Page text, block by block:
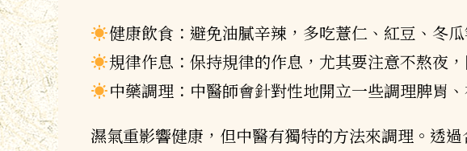
健康飲食：避免油膩辛辣，多吃薏仁、紅豆、冬
規律作息：保持規律的作息，尤其要注意不熬夜
中藥調理：中醫師會針對性地開立一些調理脾胃
濕氣重影響健康，但中醫有獨特的方法來調理。透